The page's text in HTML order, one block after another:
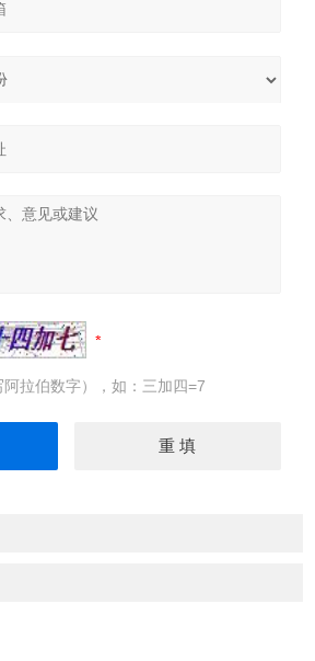
拉伯数字），如：三加四=7